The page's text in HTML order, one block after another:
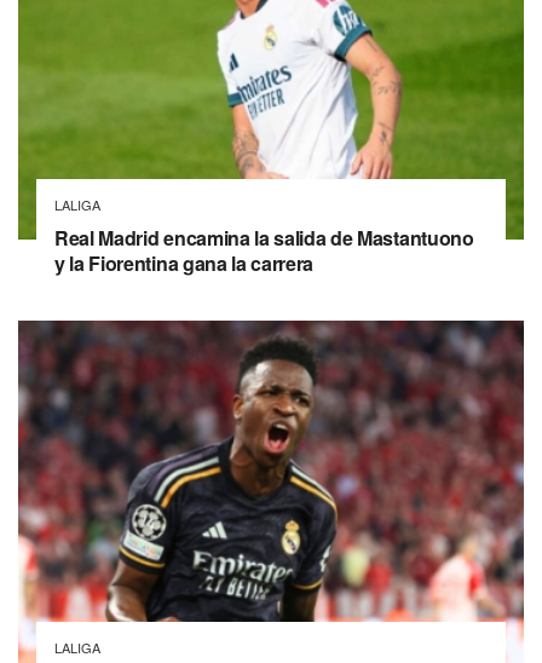
LALIGA
Real Madrid encamina la salida de Mastantuono
y la Fiorentina gana la carrera
LALIGA